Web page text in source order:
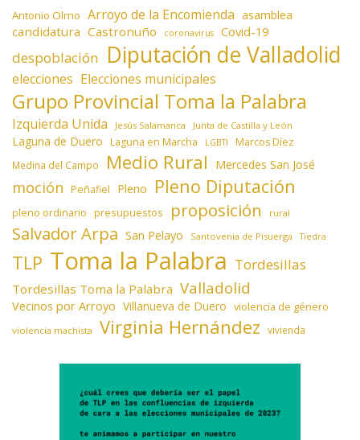
Antonio Olmo Arroyo de la Encomienda asamblea
candidatura Castronuño coronavirus Covid-19
despoblación Diputación de Valladolid
elecciones Elecciones municipales
Grupo Provincial Toma la Palabra
Izquierda Unida Jesús Salamanca Junta de Castilla y León
Laguna de Duero Laguna en Marcha LGBTI Marcos Díez
Medina del Campo Medio Rural Mercedes San José
moción Peñafiel Pleno Pleno Diputación
pleno ordinario presupuestos proposición rural
Salvador Arpa San Pelayo Santovenia de Pisuerga Tiedra
TLP Toma la Palabra Tordesillas
Tordesillas Toma la Palabra Valladolid
Vecinos por Arroyo Villanueva de Duero violencia de género
violencia machista Virginia Hernández vivienda